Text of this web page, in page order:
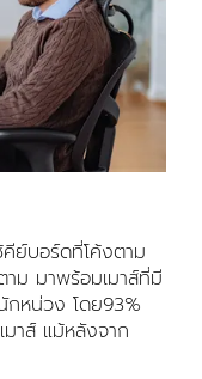
ย์บอร์ดที่โค้งตาม
าม มาพร้อมเมาส์ที่มี
กหน่วง โดย93%
มาส์ แม้หลังจาก